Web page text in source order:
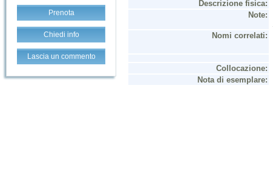
Prenota
Chiedi info
Lascia un commento